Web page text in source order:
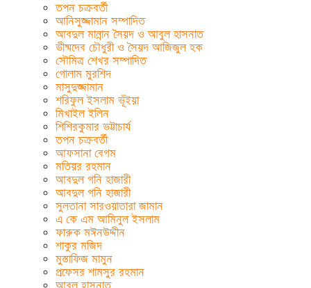
তপন চক্রবর্তী
আনিসুজ্জামান সম্পাদিত
আবদুল মান্নান সৈয়দ ও আবুল হাসনাত
ভীষ্মদেব চৌধুরী ও সৈয়দ আজিজুল হক
সৌমিত্র শেখর সম্পাদিত
গোলাম মুরশিদ
মাসুদুজ্জামান
শরিফুল ইসলাম ভূঁইয়া
মিখাইল ইলিন
শিশিরকুমার ভট্টাচার্য
তপন চক্রবর্তী
আফসানা বেগম
মতিয়র রহমান
আবদুল গনি হাজারী
আবদুল গনি হাজারী
সুলতানা সারওয়াতারা জামান
এ কে এম আমিনুল ইসলাম
ফারুক মঈনউদ্দীন
শাকুর মজিদ
মুস্তাফিজ মামুন
প্রফেসর শামসুর রহমান